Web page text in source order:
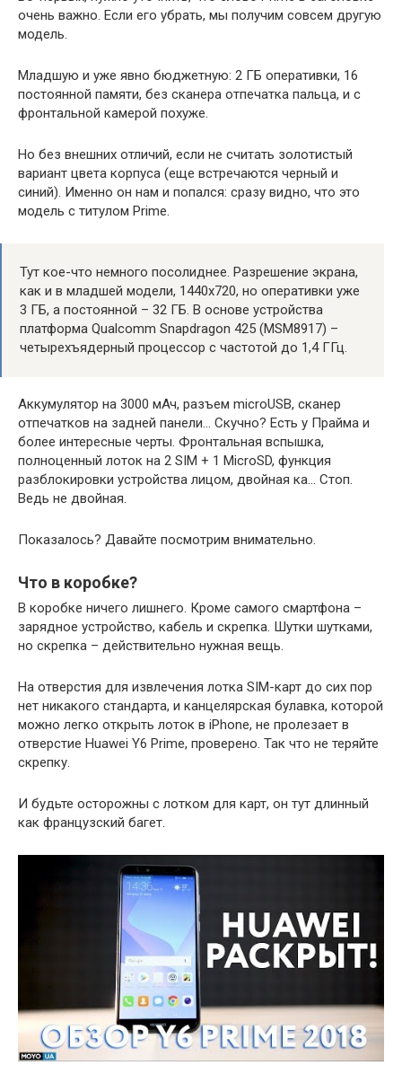
очень важно. Если его убрать, мы получим совсем другую
модель.
Младшую и уже явно бюджетную: 2 ГБ оперативки, 16
постоянной памяти, без сканера отпечатка пальца, и с
фронтальной камерой похуже.
Но без внешних отличий, если не считать золотистый
вариант цвета корпуса (еще встречаются черный и
синий). Именно он нам и попался: сразу видно, что это
модель с титулом Prime.
Тут кое-что немного посолиднее. Разрешение экрана,
как и в младшей модели, 1440х720, но оперативки уже
3 ГБ, а постоянной – 32 ГБ. В основе устройства
платформа Qualcomm Snapdragon 425 (MSM8917) –
четырехъядерный процессор с частотой до 1,4 ГГц.
Аккумулятор на 3000 мАч, разъем microUSB, сканер
отпечатков на задней панели… Скучно? Есть у Прайма и
более интересные черты. Фронтальная вспышка,
полноценный лоток на 2 SIM + 1 MicroSD, функция
разблокировки устройства лицом, двойная ка… Стоп.
Ведь не двойная.
Показалось? Давайте посмотрим внимательно.
Что в коробке?
В коробке ничего лишнего. Кроме самого смартфона –
зарядное устройство, кабель и скрепка. Шутки шутками,
но скрепка – действительно нужная вещь.
На отверстия для извлечения лотка SIM-карт до сих пор
нет никакого стандарта, и канцелярская булавка, которой
можно легко открыть лоток в iPhone, не пролезает в
отверстие Huawei Y6 Prime, проверено. Так что не теряйте
скрепку.
И будьте осторожны с лотком для карт, он тут длинный
как французский багет.